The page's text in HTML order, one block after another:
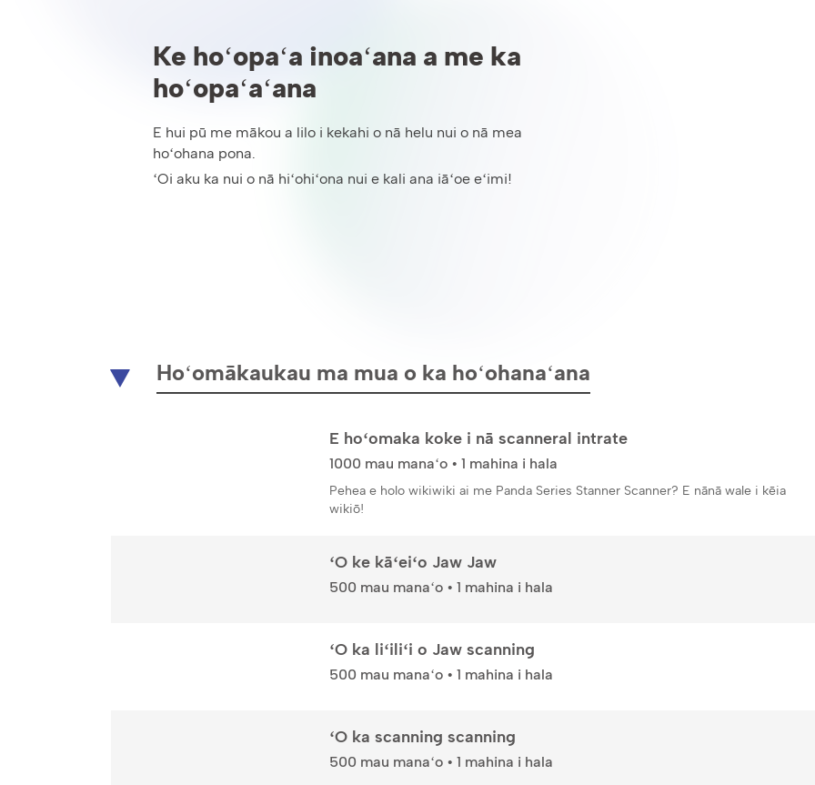
Ke hoʻopaʻa inoaʻana a me ka
hoʻopaʻaʻana
E hui pū me mākou a lilo i kekahi o nā helu nui o nā mea
hoʻohana pona.
ʻOi aku ka nui o nā hiʻohiʻona nui e kali ana iāʻoe eʻimi!
Hoʻomākaukau ma mua o ka hoʻohanaʻana
E hoʻomaka koke i nā scanneral intrate
1000 mau manaʻo • 1 mahina i hala
Pehea e holo wikiwiki ai me Panda Series Stanner Scanner? E nānā wale i kēia
wikiō!
ʻO ke kāʻeiʻo Jaw Jaw
500 mau manaʻo • 1 mahina i hala
ʻO ka liʻiliʻi o Jaw scanning
500 mau manaʻo • 1 mahina i hala
ʻO ka scanning scanning
500 mau manaʻo • 1 mahina i hala